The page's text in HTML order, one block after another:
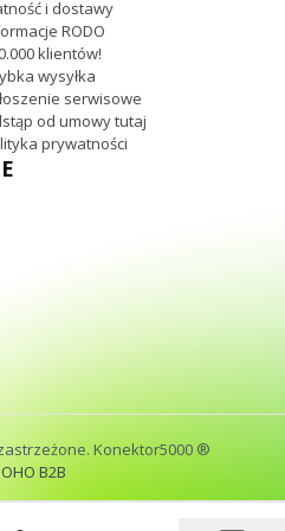
i dostawy
RODO
klientów!
wysyłka
serwisowe
od umowy tutaj
prywatności
Konektor5000 ®
B2B